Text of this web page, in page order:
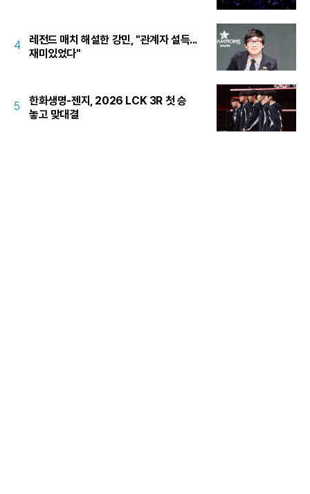
4
레전드 매치 해설한 강민, "관계자 설득...
재미있었다"
5
한화생명-젠지, 2026 LCK 3R 첫 승
놓고 맞대결